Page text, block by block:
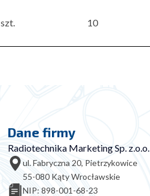
szt. 10
Dane firmy
Radiotechnika Marketing Sp. z.o.o.
ul. Fabryczna 20, Pietrzykowice
55-080 Kąty Wrocławskie
NIP: 898-001-68-23